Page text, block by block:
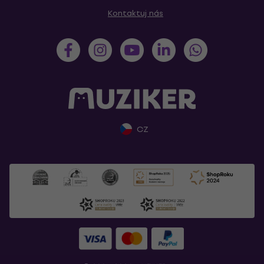
Kontaktuj nás
CZ